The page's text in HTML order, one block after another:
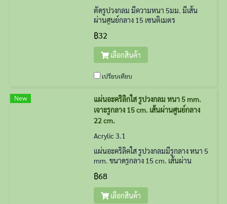
ตัดรูปวงกลม มีความหนา 5มม. มีเส้น
ผ่านศูนย์กลาง 15 เซนติเมตร
฿32
เลือกสินค้า
เปรียบเทียบ
New
แผ่นอะคริลิกใส รูปวงกลม หนา 5 mm.
เจาะรูกลาง 15 cm. เส้นผ่านศูนย์กลาง
22 cm.
Acrylic 3.1
แผ่นอะคริลิคใส รูปวงกลมมีรูกลาง หนา 5
mm. ขนาดรูกลาง 15 cm. เส้นผ่าน
ศูนย์กลาง 22 cm.
฿68
เลือกสินค้า